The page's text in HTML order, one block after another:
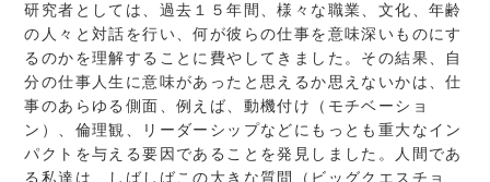
研究者としては、過去１５年間、様々な職業、文化、年齢
の人々と対話を行い、何が彼らの仕事を意味深いものにす
るのかを理解することに費やしてきました。その結果、自
分の仕事人生に意味があったと思えるか思えないかは、仕
事のあらゆる側面、例えば、動機付け（モチベーショ
ン）、倫理観、リーダーシップなどにもっとも重大なイン
パクトを与える要因であることを発見しました。人間であ
る私達は、しばしばこの大きな質問（ビッグクエスチョ